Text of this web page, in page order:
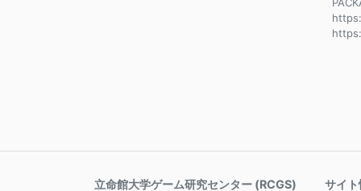
立命館大学ゲーム研究センター (RCGS) サイト